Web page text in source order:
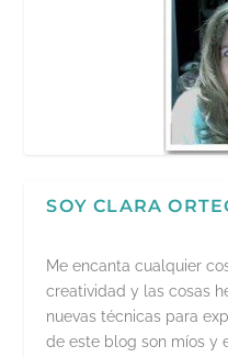
SOY CLARA
Me encanta cualquier
creatividad y las cosas
nuevas técnicas para
de este blog son míos y